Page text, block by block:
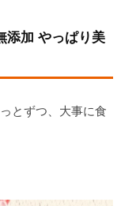
添加 やっぱり美
とずつ、大事に食